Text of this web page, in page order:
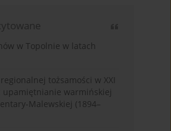
w Topolnie w latach
tożsamości w XXI
upamiętnianie warmińskiej
Malewskiej (1894–